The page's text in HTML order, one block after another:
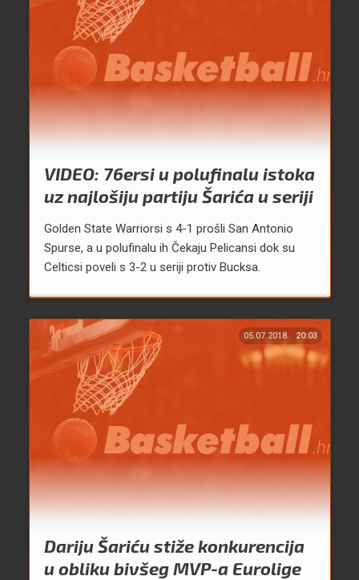
VIDEO: 76ersi u polufinalu istoka
uz najlošiju partiju Šarića u seriji
Golden State Warriorsi s 4-1 prošli San Antonio
Spurse, a u polufinalu ih Čekaju Pelicansi dok su
Celticsi poveli s 3-2 u seriji protiv Bucksa.
05.07.2018. 20:03
Dariju Šariću stiže konkurencija
u obliku bivšeg MVP-a Eurolige